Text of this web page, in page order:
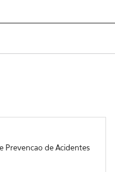
Prevencao de Acidentes